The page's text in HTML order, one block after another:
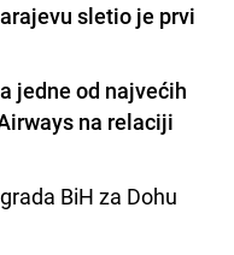
sletio je prvi
jedne od najvećih
na relaciji
BiH za Dohu